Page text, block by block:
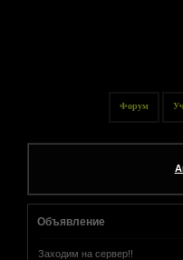
Форум
Объявление
Заходим на сервер!!